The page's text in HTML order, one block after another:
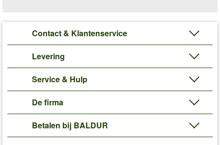
Contact & Klantenservice
Levering
Service & Hulp
De firma
Betalen bij BALDUR